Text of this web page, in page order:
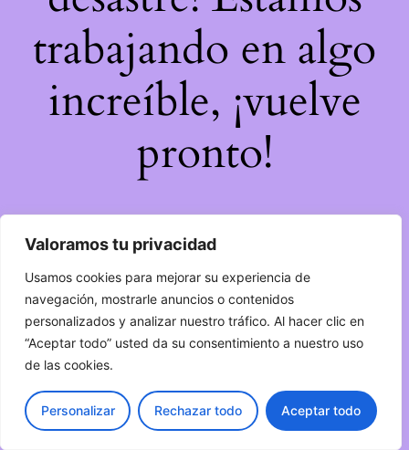
Valoramos tu privacidad
Usamos cookies para mejorar su experiencia de
navegación, mostrarle anuncios o contenidos
personalizados y analizar nuestro tráfico. Al hacer clic en
“Aceptar todo” usted da su consentimiento a nuestro uso
de las cookies.
Personalizar Rechazar todo Aceptar todo
trabajando en algo
increíble, ¡vuelve
pronto!